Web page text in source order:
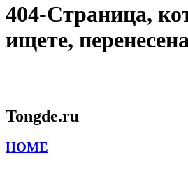
404-Страница,
ищете,
Tongde.ru
HOME